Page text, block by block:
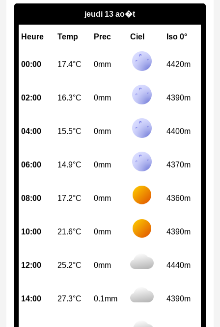
jeudi 13 ao�t
Heure Temp Prec Ciel Iso 0°
00:00 17.4°C 0mm 4420m
02:00 16.3°C 0mm 4390m
04:00 15.5°C 0mm 4400m
06:00 14.9°C 0mm 4370m
08:00 17.2°C 0mm 4360m
10:00 21.6°C 0mm 4390m
12:00 25.2°C 0mm 4440m
14:00 27.3°C 0.1mm 4390m